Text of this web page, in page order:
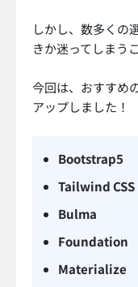
しかし、数多くの
きか迷ってしまう
今回は、おすすめ
アップしました！
Bootstrap5
Tailwind CSS
Bulma
Foundation
Materialize